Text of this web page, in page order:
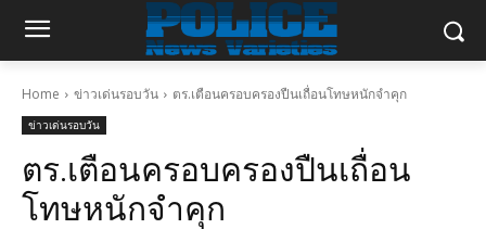
Home ข่าวเด่นรอบวัน ตร.เตือนครอบครองปืนเถื่อนโทษหนักจำคุก
ข่าวเด่นรอบวัน
ตร.เตือนครอบครองปืนเถื่อน
โทษหนักจำคุก